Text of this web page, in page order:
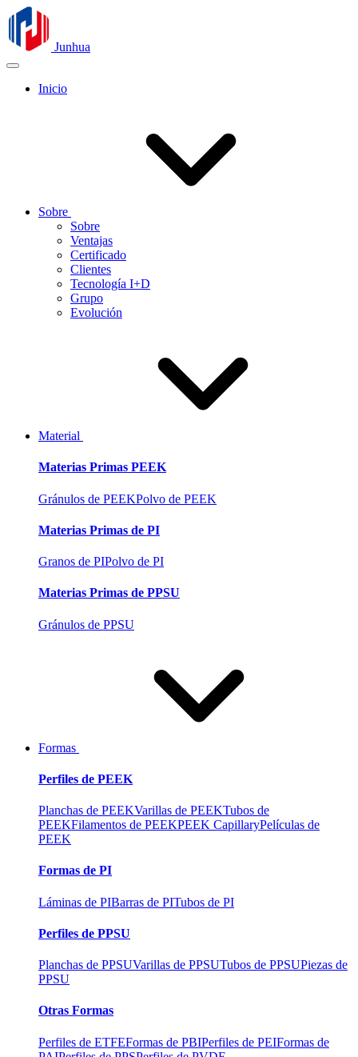
Junhua
Inicio
Sobre
Sobre
Ventajas
Certificado
Clientes
Tecnología I+D
Grupo
Evolución
Material
Materias Primas PEEK
Gránulos de PEEKPolvo de PEEK
Materias Primas de PI
Granos de PIPolvo de PI
Materias Primas de PPSU
Gránulos de PPSU
Formas
Perfiles de PEEK
Planchas de PEEKVarillas de PEEKTubos de
PEEKFilamentos de PEEKPEEK CapillaryPelículas de
PEEK
Formas de PI
Láminas de PIBarras de PITubos de PI
Perfiles de PPSU
Planchas de PPSUVarillas de PPSUTubos de PPSUPiezas de
PPSU
Otras Formas
Perfiles de ETFEFormas de PBIPerfiles de PEIFormas de